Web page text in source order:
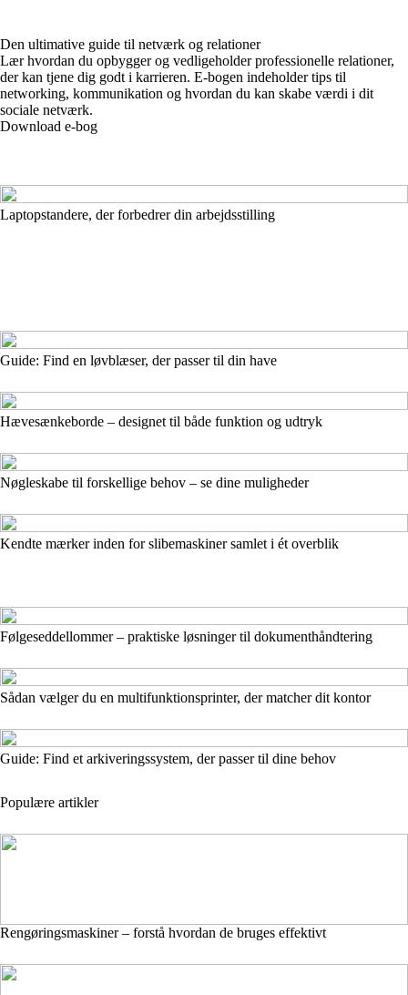
Den ultimative guide til netværk og relationer
Lær hvordan du opbygger og vedligeholder professionelle relationer,
der kan tjene dig godt i karrieren. E-bogen indeholder tips til
networking, kommunikation og hvordan du kan skabe værdi i dit
sociale netværk.
Download e-bog
Laptopstandere, der forbedrer din arbejdsstilling
Guide: Find en løvblæser, der passer til din have
Hævesænkeborde – designet til både funktion og udtryk
Nøgleskabe til forskellige behov – se dine muligheder
Kendte mærker inden for slibemaskiner samlet i ét overblik
Følgeseddellommer – praktiske løsninger til dokumenthåndtering
Sådan vælger du en multifunktionsprinter, der matcher dit kontor
Guide: Find et arkiveringssystem, der passer til dine behov
Populære artikler
Rengøringsmaskiner – forstå hvordan de bruges effektivt